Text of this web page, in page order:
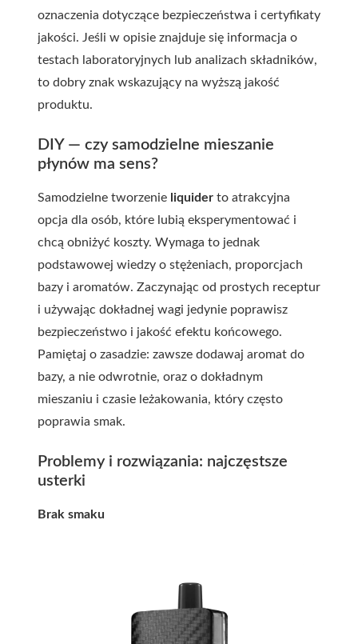
oznaczenia dotyczące bezpieczeństwa i certyfikaty
jakości. Jeśli w opisie znajduje się informacja o
testach laboratoryjnych lub analizach składników,
to dobry znak wskazujący na wyższą jakość
produktu.
DIY — czy samodzielne mieszanie
płynów ma sens?
Samodzielne tworzenie liquider to atrakcyjna
opcja dla osób, które lubią eksperymentować i
chcą obniżyć koszty. Wymaga to jednak
podstawowej wiedzy o stężeniach, proporcjach
bazy i aromatów. Zaczynając od prostych receptur
i używając dokładnej wagi jedynie poprawisz
bezpieczeństwo i jakość efektu końcowego.
Pamiętaj o zasadzie: zawsze dodawaj aromat do
bazy, a nie odwrotnie, oraz o dokładnym
mieszaniu i czasie leżakowania, który często
poprawia smak.
Problemy i rozwiązania: najczęstsze
usterki
Brak smaku